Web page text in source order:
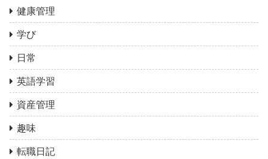
健康管理
学び
日常
英語学習
資産管理
趣味
転職日記